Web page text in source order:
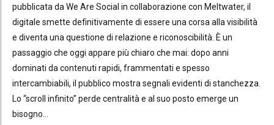
pubblicata da We Are Social in collaborazione con Meltwater, il
digitale smette definitivamente di essere una corsa alla visibilità
e diventa una questione di relazione e riconoscibilità. È un
passaggio che oggi appare più chiaro che mai: dopo anni
dominati da contenuti rapidi, frammentati e spesso
intercambiabili, il pubblico mostra segnali evidenti di stanchezza.
Lo “scroll infinito” perde centralità e al suo posto emerge un
bisogno...